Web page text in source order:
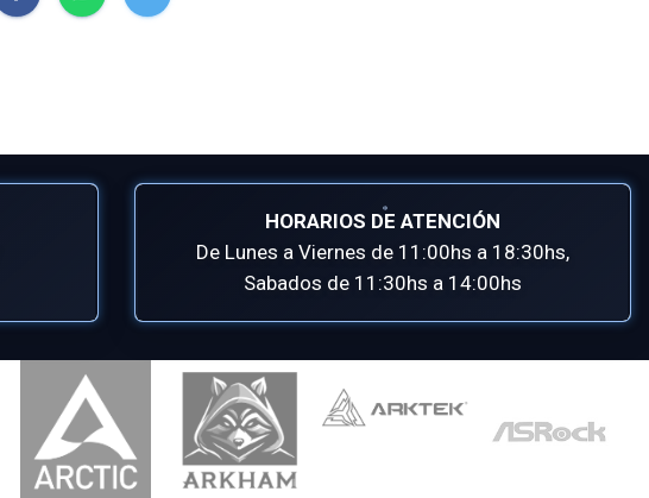
HORARIOS DE ATENCIÓN
De Lunes a Viernes de 11:00hs a 18:30hs,
Sabados de 11:30hs a 14:00hs